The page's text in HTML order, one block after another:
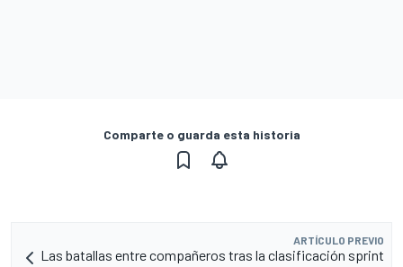
Comparte o guarda esta historia
ARTÍCULO PREVIO
Las batallas entre compañeros tras la clasificación sprint